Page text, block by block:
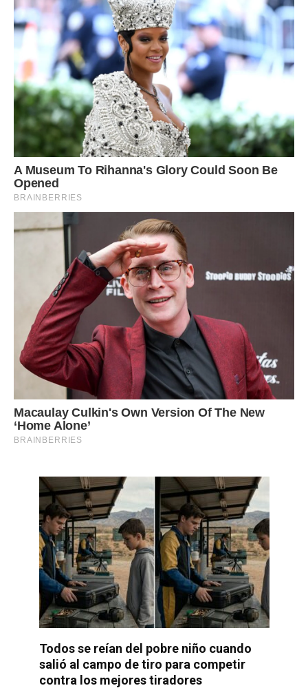
Todos se reían del pobre niño cuando
salió al campo de tiro para competir
contra los mejores tiradores